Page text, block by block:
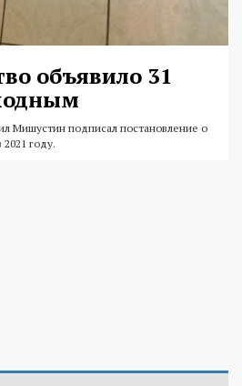
объявило 31
Мишустин подписал постановление о
году.